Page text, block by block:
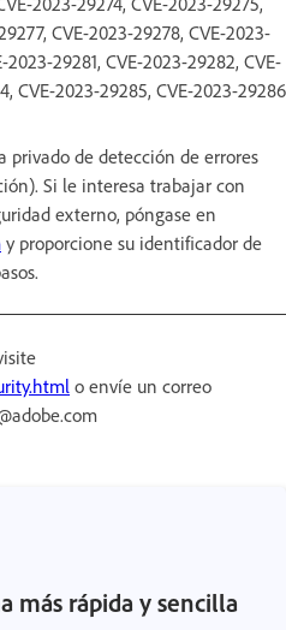
CVE-2023-29278, CVE-2023-
29281, CVE-2023-29282, CVE-
CVE-2023-29285, CVE-2023-29286
privado de detección de errores
Si le interesa trabajar con
externo, póngase en
y proporcione su identificador de
o envíe un correo
más rápida y sencilla